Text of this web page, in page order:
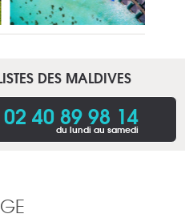
DES MALDIVES
02 40 89 98 14
du lundi au samedi